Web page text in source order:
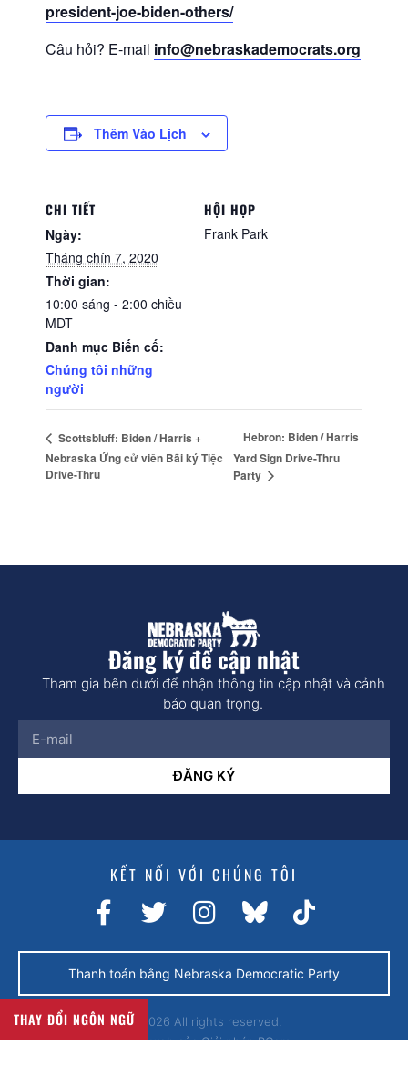
president-joe-biden-others/
Câu hỏi? E-mail info@nebraskademocrats.org
Thêm Vào Lịch
CHI TIẾT
Ngày:
Tháng chín 7, 2020
Thời gian:
10:00 sáng - 2:00 chiều
MDT
Danh mục Biến cố:
Chúng tôi những
người
HỘI HỌP
Frank Park
Scottsbluff: Biden / Harris +
Nebraska Ứng cử viên Bãi ký Tiệc
Drive-Thru
Hebron: Biden / Harris
Yard Sign Drive-Thru
Party
Đăng ký để cập nhật
Tham gia bên dưới để nhận thông tin cập nhật và cảnh
báo quan trọng.
ĐĂNG KÝ
KẾT NỐI VỚI CHÚNG TÔI
Thanh toán bằng Nebraska Democratic Party
© 2026 All rights reserved.
Trang web củaGiải pháp BCom.
THAY ĐỔI NGÔN NGỮ